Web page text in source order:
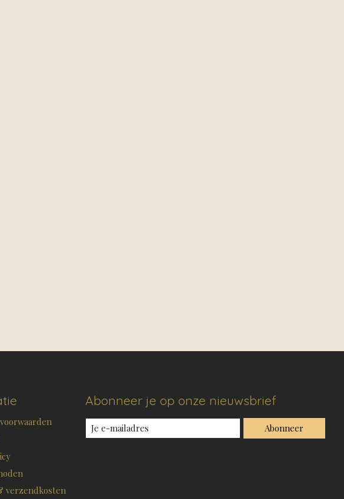
verzendkosten
Abonneer je op onze nieuwsbrief
Abonneer